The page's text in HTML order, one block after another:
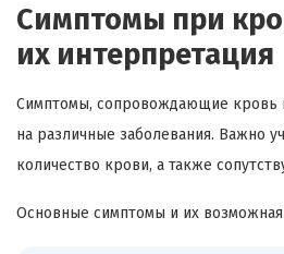
Симптомы при
их интерпретация
Симптомы, сопровождающие кровь
на различные заболевания. Важно
количество крови, а также
Основные симптомы и их возможная